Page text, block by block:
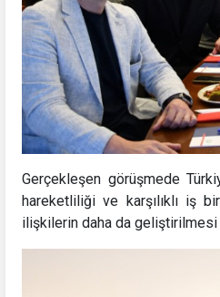
Gerçekleşen görüşmede
hareketliliği ve karşılıklı iş
ilişkilerin daha da geliştirilmesi